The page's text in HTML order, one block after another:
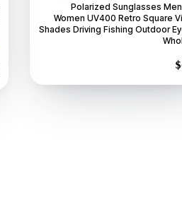
2024 Polarized Sunglasses Men
Women UV400 Retro Square
Shades Driving Fishing Outdoor